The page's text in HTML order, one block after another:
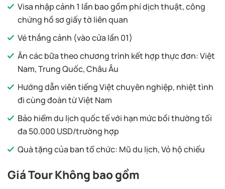
Visa nhập cảnh 1 lần bao gồm phí dịch thuật, công
chứng hồ sơ giấy tờ liên quan
Vé thắng cảnh (vào cửa lần 01)
Ăn các bữa theo chương trình kết hợp thực đơn: Việt
Nam, Trung Quốc, Châu Âu
Hướng dẫn viên tiếng Việt chuyên nghiệp, nhiệt tình
đi cùng đoàn từ Việt Nam
Bảo hiểm du lịch quốc tế với hạn mức bồi thường tối
đa 50.000 USD/trường hợp
Quà tặng của ban tổ chức: Mũ du lịch, Vỏ hộ chiếu
Giá Tour Không bao gồm